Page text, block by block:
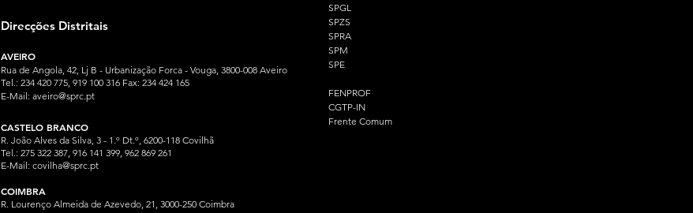
Direcções Distritais
AVEIRO
Rua de Angola, 42, Lj B - Urbanização Forca - Vouga, 3800-008 Aveiro
Tel.: 234 420 775, 919 100 316 Fax: 234 424 165
E-Mail: aveiro@sprc.pt
CASTELO BRANCO
R. João Alves da Silva, 3 - 1.º Dt.º, 6200-118 Covilhã
Tel.: 275 322 387, 916 141 399, 962 869 261
E-Mail: covilha@sprc.pt
COIMBRA
R. Lourenço Almeida de Azevedo, 21, 3000-250 Coimbra
SPGL
SPZS
SPRA
SPM
SPE
FENPROF
CGTP-IN
Frente Comum